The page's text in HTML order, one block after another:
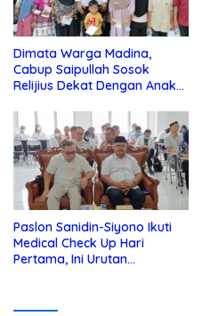
Dimata Warga Madina,
Cabup Saipullah Sosok
Relijius Dekat Dengan Anak
Paslon Sanidin-Siyono Ikuti
Medical Check Up Hari
Pertama, Ini Urutan